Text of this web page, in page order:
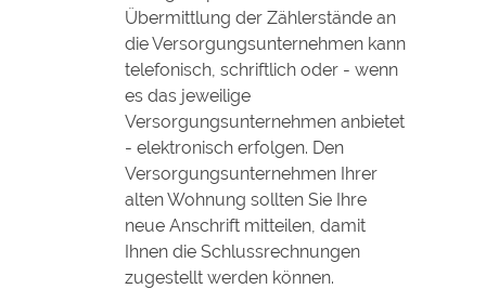
Übermittlung der Zählerstände an
die Versorgungsunternehmen kann
telefonisch, schriftlich oder - wenn
es das jeweilige
Versorgungsunternehmen anbietet
- elektronisch erfolgen. Den
Versorgungsunternehmen Ihrer
alten Wohnung sollten Sie Ihre
neue Anschrift mitteilen, damit
Ihnen die Schlussrechnungen
zugestellt werden können.